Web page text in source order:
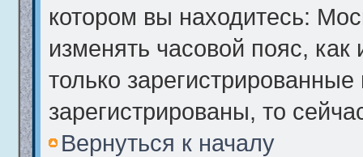
котором вы находитесь:
изменять часовой пояс,
только
зарегистрированы, то
Вернуться к началу